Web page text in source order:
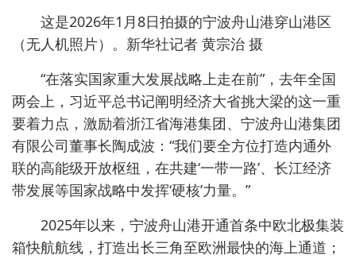
这是2026年1月8日拍摄的宁波舟山港穿山港区
（无人机照片）。新华社记者 黄宗治 摄
“在落实国家重大发展战略上走在前”，去年全国
两会上，习近平总书记阐明经济大省挑大梁的这一重
要着力点，激励着浙江省海港集团、宁波舟山港集团
有限公司董事长陶成波：“我们要全方位打造内通外
联的高能级开放枢纽，在共建‘一带一路’、长江经济
带发展等国家战略中发挥‘硬核’力量。”
2025年以来，宁波舟山港开通首条中欧北极集装
箱快航航线，打造出长三角至欧洲最快的海上通道；